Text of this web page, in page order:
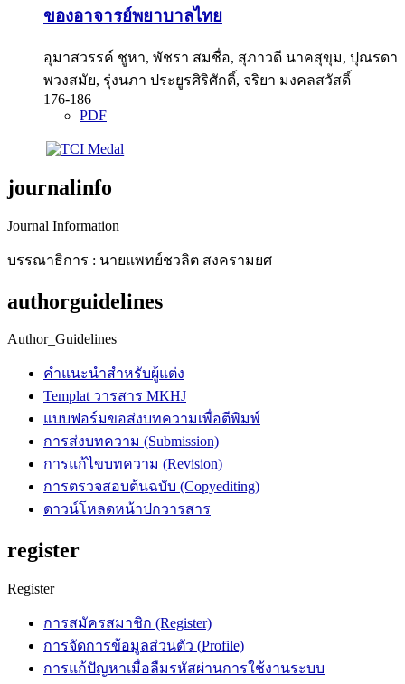
ของอาจารย์พยาบาลไทย
อุมาสวรรค์ ชูหา, พัชรา สมชื่อ, สุภาวดี นาคสุขุม, ปุณรดา
พวงสมัย, รุ่งนภา ประยูรศิริศักดิ์, จริยา มงคลสวัสดิ์
176-186
PDF
journalinfo
Journal Information
บรรณาธิการ : นายแพทย์ชวลิต สงครามยศ
authorguidelines
Author_Guidelines
คำแนะนำสำหรับผู้แต่ง
Templat วารสาร MKHJ
แบบฟอร์มขอส่งบทความเพื่อตีพิมพ์
การส่งบทความ (Submission)
การแก้ไขบทความ (Revision)
การตรวจสอบต้นฉบับ (Copyediting)
ดาวน์โหลดหน้าปกวารสาร
register
Register
การสมัครสมาชิก (Register)
การจัดการข้อมูลส่วนตัว (Profile)
การแก้ปัญหาเมื่อลืมรหัสผ่านการใช้งานระบบ